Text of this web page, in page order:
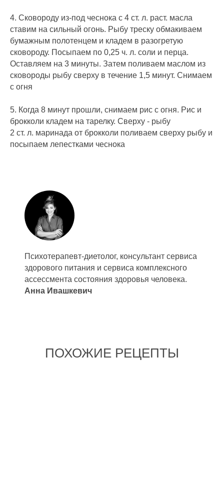
4. Сковороду из-под чеснока с 4 ст. л. раст. масла
ставим на сильный огонь. Рыбу треску обмакиваем
бумажным полотенцем и кладем в разогретую
сковороду. Посыпаем по 0,25 ч. л. соли и перца.
Оставляем на 3 минуты. Затем поливаем маслом из
сковороды рыбу сверху в течение 1,5 минут. Снимаем
с огня
5. Когда 8 минут прошли, снимаем рис с огня. Рис и
брокколи кладем на тарелку. Сверху - рыбу
2 ст. л. маринада от брокколи поливаем сверху рыбу и
посыпаем лепестками чеснока
Психотерапевт-диетолог, консультант сервиса
здорового питания и сервиса комплексного
ассессмента состояния здоровья человека.
Анна Ивашкевич
ПОХОЖИЕ РЕЦЕПТЫ